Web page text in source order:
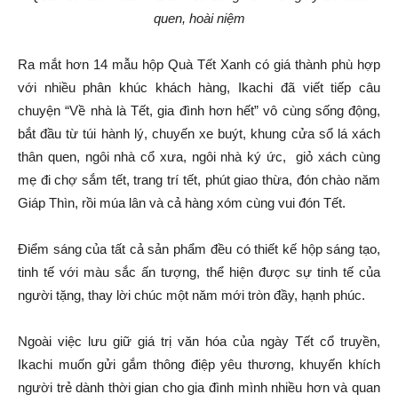
quen, hoài niệm
Ra mắt hơn 14 mẫu hộp Quà Tết Xanh có giá thành phù hợp
với nhiều phân khúc khách hàng, Ikachi đã viết tiếp câu
chuyện “Về nhà là Tết, gia đình hơn hết” vô cùng sống động,
bắt đầu từ túi hành lý, chuyến xe buýt, khung cửa sổ lá xách
thân quen, ngôi nhà cổ xưa, ngôi nhà ký ức, giỏ xách cùng
mẹ đi chợ sắm tết, trang trí tết, phút giao thừa, đón chào năm
Giáp Thìn, rồi múa lân và cả hàng xóm cùng vui đón Tết.
Điểm sáng của tất cả sản phẩm đều có thiết kế hộp sáng tạo,
tinh tế với màu sắc ấn tượng, thể hiện được sự tinh tế của
người tặng, thay lời chúc một năm mới tròn đầy, hạnh phúc.
Ngoài việc lưu giữ giá trị văn hóa của ngày Tết cổ truyền,
Ikachi muốn gửi gắm thông điệp yêu thương, khuyến khích
người trẻ dành thời gian cho gia đình mình nhiều hơn và quan